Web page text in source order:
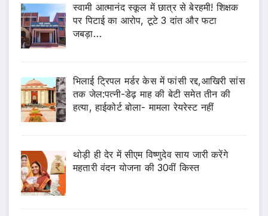
स्वामी आत्मानंद स्कूल में छात्र से बेरहमी! शिक्षक
पर पिटाई का आरोप, टूटे 3 दांत और फटा
जबड़ा…
भिलाई ट्रिपल मर्डर केस में फांसी रद्द,आखिरी सांस
तक जेल:पत्नी-डेढ़ माह की बेटी समेत तीन की
हत्या, हाईकोर्ट बोला- मामला रेयरेस्ट नहीं
थोड़ी ही देर में सीएम विष्णुदेव साय जारी करेंगे
महतारी वंदन योजना की 30वीं किस्त